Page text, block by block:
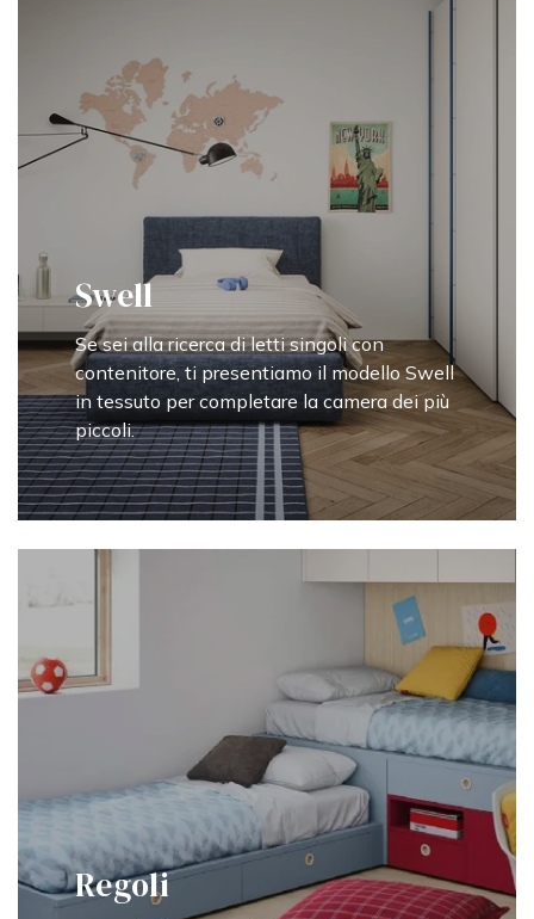
Swell
Se sei alla ricerca di letti singoli con
contenitore, ti presentiamo il modello Swell
in tessuto per completare la camera dei più
piccoli.
Regoli